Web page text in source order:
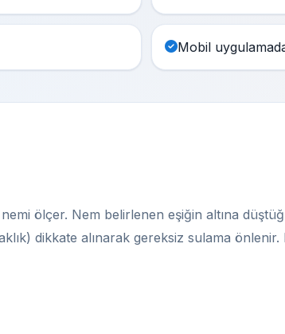
Mobil
ölçer. Nem belirlenen eşiğin altına
dikkate alınarak gereksiz sulama